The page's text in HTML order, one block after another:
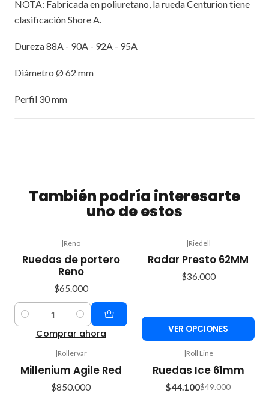
NOTA: Fabricada en poliuretano, la rueda Centurion tiene
clasificación Shore A.
Dureza 88A - 90A - 92A - 95A
Diámetro Ø 62 mm
Perfil 30 mm
También podría interesarte
uno de estos
|Reno
Ruedas de portero
Reno
$65.000
Cantidad
Comprar ahora
|Riedell
Radar Presto 62MM
$36.000
VER OPCIONES
|Rollervar
Millenium Agile Red
$850.000
-10%
OFF
|Roll Line
Ruedas Ice 61mm
$44.100$49.000